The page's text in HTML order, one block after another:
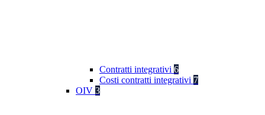
Contratti integrativi 6
Costi contratti integrativi 7
OIV 3